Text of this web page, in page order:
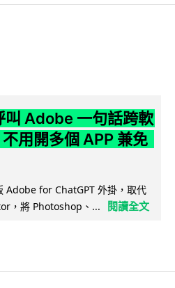
叫 Adobe 一句話跨軟
用開多個 APP 兼免
Adobe for ChatGPT 外掛，取代
，將 Photoshop、...
閱讀全文